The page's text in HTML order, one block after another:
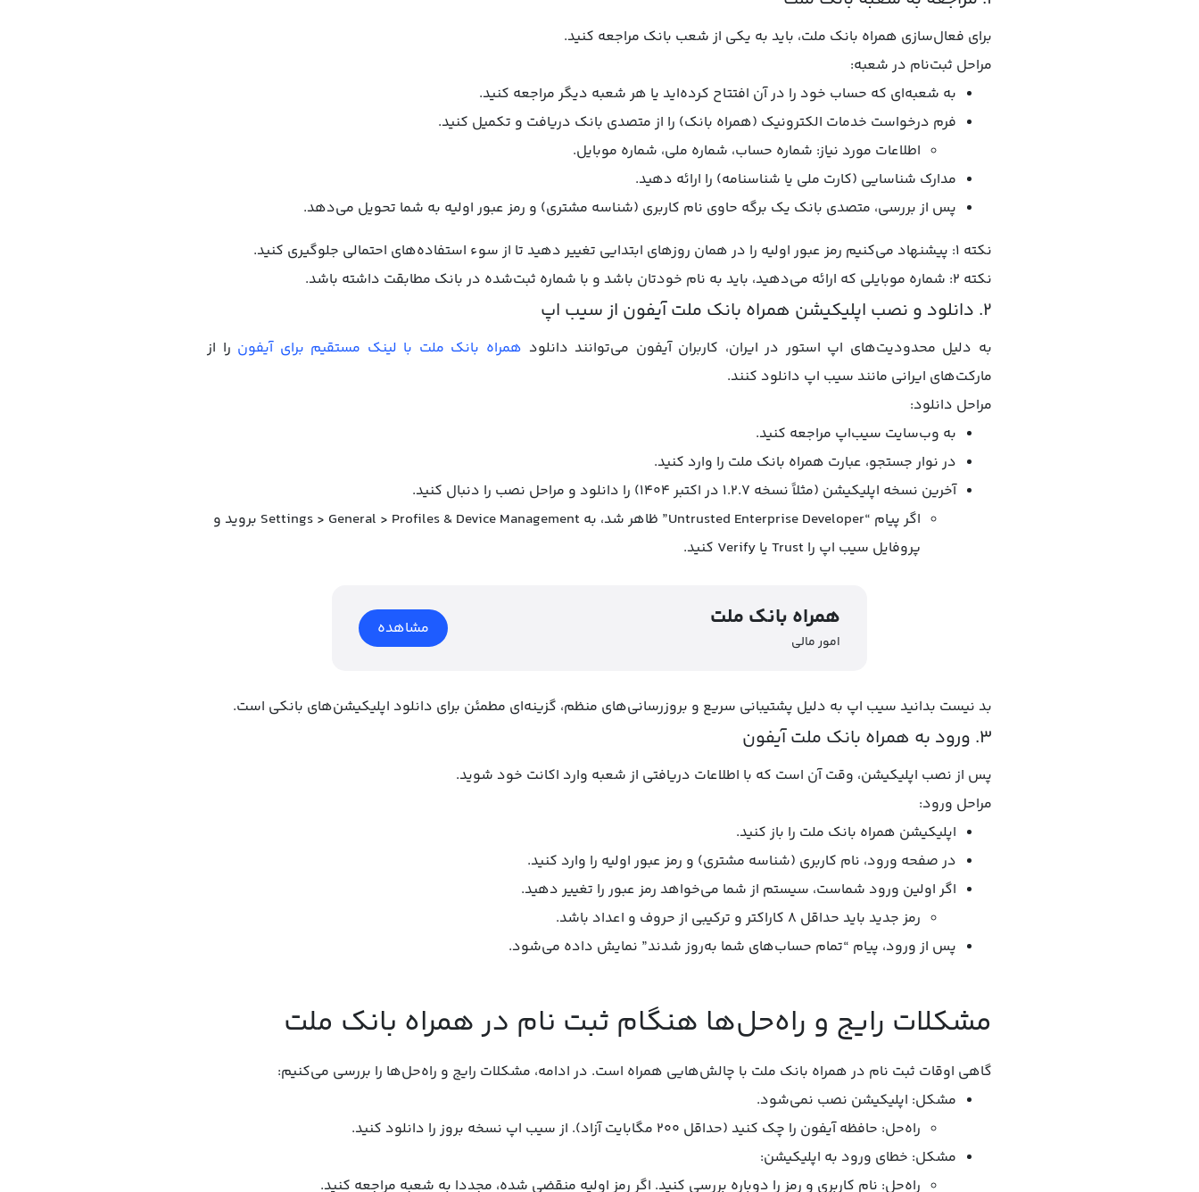
برای فعال‌سازی همراه بانک ملت، باید به یکی از شعب بانک مراجعه کنید.
مراحل ثبت‌نام در شعبه:
به شعبه‌ای که حساب خود را در آن افتتاح کرده‌اید یا هر شعبه دیگر مراجعه کنید.
فرم درخواست خدمات الکترونیک (همراه بانک) را از متصدی بانک دریافت و تکمیل کنید.
اطلاعات مورد نیاز: شماره حساب، شماره ملی، شماره موبایل.
مدارک شناسایی (کارت ملی یا شناسنامه) را ارائه دهید.
پس از بررسی، متصدی بانک یک برگه حاوی نام کاربری (شناسه مشتری) و رمز عبور اولیه به شما تحویل می‌دهد.
نکته 1: پیشنهاد می‌کنیم رمز عبور اولیه را در همان روزهای ابتدایی تغییر دهید تا از سوء استفاده‌های احتمالی جلوگیری کنید.
نکته 2: شماره موبایلی که ارائه می‌دهید، باید به نام خودتان باشد و با شماره ثبت‌شده در بانک مطابقت داشته باشد.
۲. دانلود و نصب اپلیکیشن همراه بانک ملت آیفون از سیب اپ
به دلیل محدودیت‌های اپ استور در ایران، کاربران آیفون می‌توانند دانلود همراه بانک ملت با لینک مستقیم برای آیفون را از
مارکت‌های ایرانی مانند سیب اپ دانلود کنند.
مراحل دانلود:
به وب‌سایت سیب‌اپ مراجعه کنید.
در نوار جستجو، عبارت همراه بانک ملت را وارد کنید.
آخرین نسخه اپلیکیشن (مثلاً نسخه ۱.۲.۷ در اکتبر ۱۴۰۴) را دانلود و مراحل نصب را دنبال کنید.
اگر پیام “Untrusted Enterprise Developer” ظاهر شد، به Settings > General > Profiles & Device Management بروید و
پروفایل سیب اپ را Trust یا Verify کنید.
همراه بانک ملت
امور مالی
مشاهده
بد نیست بدانید سیب اپ به دلیل پشتیبانی سریع و بروزرسانی‌های منظم، گزینه‌ای مطمئن برای دانلود اپلیکیشن‌های بانکی است.
۳. ورود به همراه بانک ملت آیفون
پس از نصب اپلیکیشن، وقت آن است که با اطلاعات دریافتی از شعبه وارد اکانت خود شوید.
مراحل ورود:
اپلیکیشن همراه بانک ملت را باز کنید.
در صفحه ورود، نام کاربری (شناسه مشتری) و رمز عبور اولیه را وارد کنید.
اگر اولین ورود شماست، سیستم از شما می‌خواهد رمز عبور را تغییر دهید.
رمز جدید باید حداقل ۸ کاراکتر و ترکیبی از حروف و اعداد باشد.
پس از ورود، پیام “تمام حساب‌های شما به‌روز شدند” نمایش داده می‌شود.
مشکلات رایج و راه‌حل‌ها هنگام ثبت نام در همراه بانک ملت
گاهی اوقات ثبت نام در همراه بانک ملت با چالش‌هایی همراه است. در ادامه، مشکلات رایج و راه‌حل‌ها را بررسی می‌کنیم:
مشکل: اپلیکیشن نصب نمی‌شود.
راه‌حل: حافظه آیفون را چک کنید (حداقل ۲۰۰ مگابایت آزاد). از سیب اپ نسخه بروز را دانلود کنید.
مشکل: خطای ورود به اپلیکیشن:
راه‌حل: نام کاربری و رمز را دوباره بررسی کنید. اگر رمز اولیه منقضی شده، مجددا به شعبه مراجعه کنید.